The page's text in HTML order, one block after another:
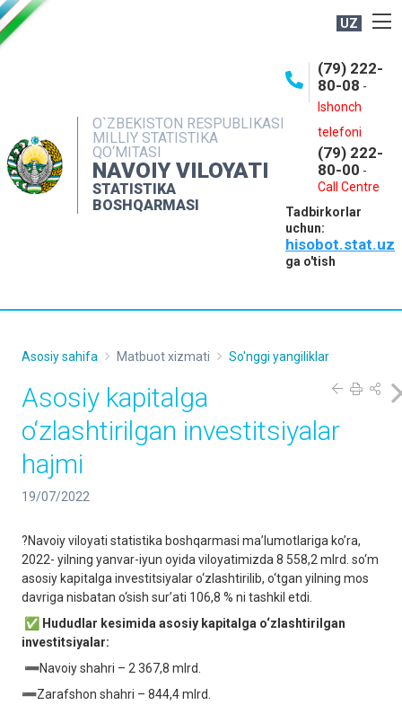
UZ
O`ZBEKISTON RESPUBLIKASI
MILLIY STATISTIKA
QO‘MITASI
NAVOIY VILOYATI
STATISTIKA
BOSHQARMASI
(79) 222-
80-08 -
Ishonch
telefoni
(79) 222-
80-00 -
Call Centre
Tadbirkorlar
uchun:
hisobot.stat.uz
ga o'tish
OCHIQ MA'LUMOTLAR
INTERAKTIV XIZMATLAR
MUROJAATLAR
Asosiy sahifa Matbuot xizmati So'nggi yangiliklar
Asosiy kapitalga
o‘zlashtirilgan investitsiyalar
hajmi
19/07/2022
?Navoiy viloyati statistika boshqarmasi ma’lumotlariga ko’ra,
2022- yilning yanvar-iyun oyida viloyatimizda 8 558,2 mlrd. so‘m
asosiy kapitalga investitsiyalar o‘zlashtirilib, o‘tgan yilning mos
davriga nisbatan o‘sish sur’ati 106,8 % ni tashkil etdi.
✅ Hududlar kesimida asosiy kapitalga o‘zlashtirilgan
investitsiyalar:
➖Navoiy shahri – 2 367,8 mlrd.
➖Zarafshon shahri – 844,4 mlrd.